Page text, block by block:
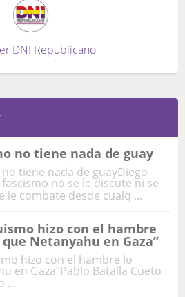
DNI Republicano
no tiene nada de guay
tiene nada de guayDiego
fascismo no se le discute ni se
le combate desde cualq ...
hizo con el hambre
Netanyahu en Gaza”
hizo con el hambre lo
en Gaza”Pablo Batalla Cueto
...